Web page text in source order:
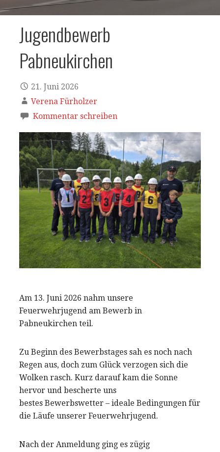
Jugendbewerb
Pabneukirchen
21. Juni 2026
Verena Fürholzer
Kommentar schreiben
Am 13. Juni 2026 nahm unsere
Feuerwehrjugend am Bewerb in
Pabneukirchen teil.
Zu Beginn des Bewerbstages sah es noch nach
Regen aus, doch zum Glück verzogen sich die
Wolken rasch. Kurz darauf kam die Sonne
hervor und bescherte uns
bestes Bewerbswetter – ideale Bedingungen für
die Läufe unserer Feuerwehrjugend.
Nach der Anmeldung ging es zügig